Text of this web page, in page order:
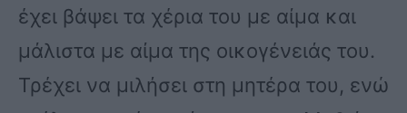
έχει βάψει τα χέρια του με αίμα και
μάλιστα με αίμα της οικογένειάς του.
Τρέχει να μιλήσει στη μητέρα του, ενώ